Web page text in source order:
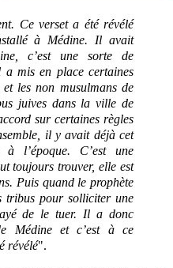
Ce verset a été révélé
à Médine. Il avait
c’est une sorte de
mis en place certaines
les non musulmans de
juives dans la ville de
sur certaines règles
il y avait déjà cet
l’époque. C’est une
toujours trouver, elle est
Puis quand le prophète
tribus pour solliciter une
de le tuer. Il a donc
Médine et c’est à ce
révélé".